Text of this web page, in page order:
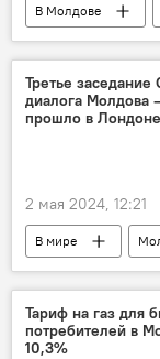
В Молдове
Третье заседание
диалога Молдова
прошло в Лондоне
2 мая 2024, 12:21
В мире
Михаил Попшой
Тариф на газ для
потребителей в
10,3%